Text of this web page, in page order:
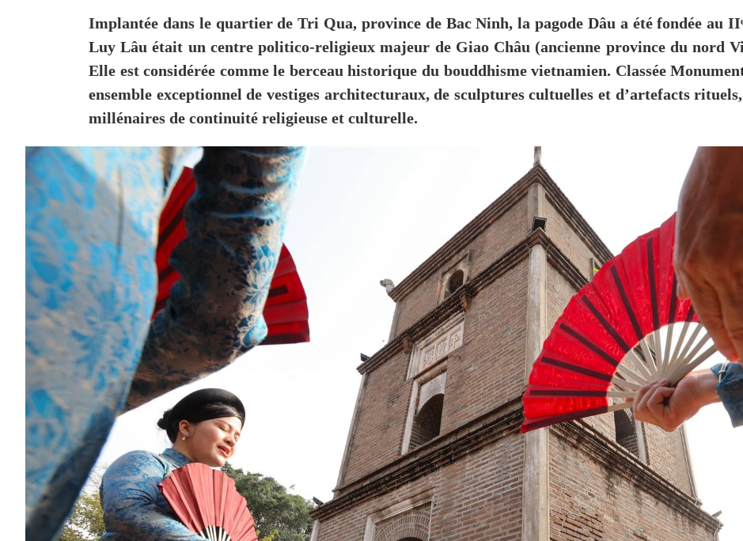
Implantée dans le quartier de Tri Qua, province de Bac Ninh, la pagode Dâu a été fondée au
Luy Lâu était un centre politico-religieux majeur de Giao Châu (ancienne province du nord
Elle est considérée comme le berceau historique du bouddhisme vietnamien. Classée
ensemble exceptionnel de vestiges architecturaux, de sculptures cultuelles et d’artefacts
millénaires de continuité religieuse et culturelle.